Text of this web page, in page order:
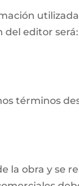
editor
términos
la obra y se